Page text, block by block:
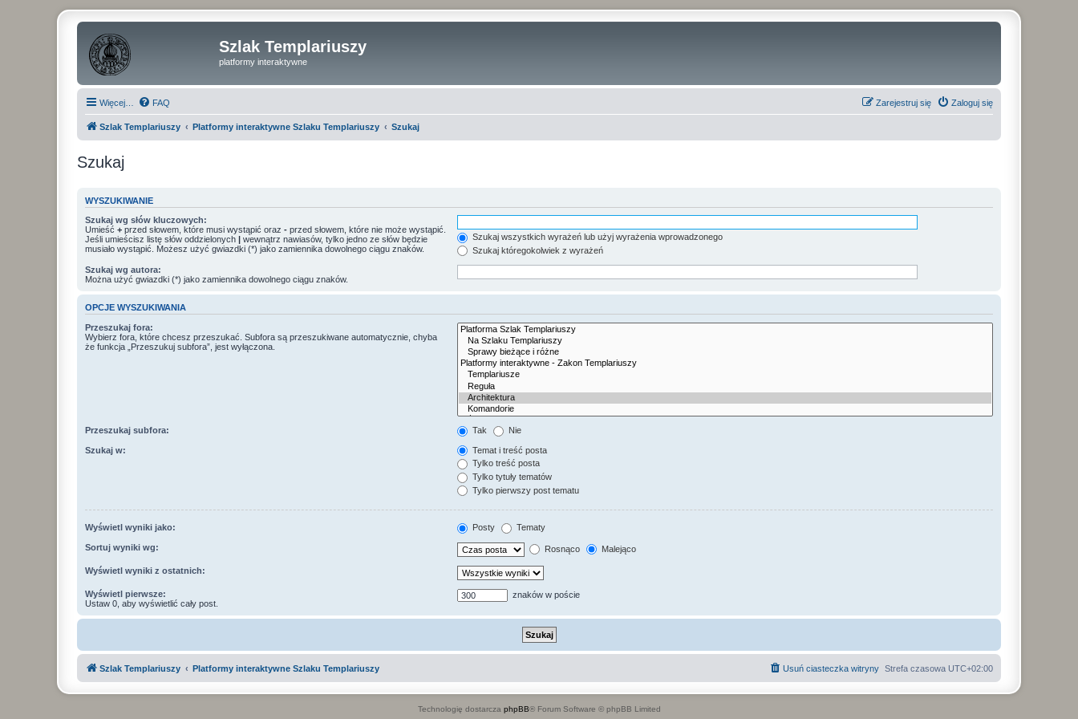
Szlak Templariuszy
platformy interaktywne
Więcej… FAQ Zaloguj się
Zarejestruj się
Szlak Templariuszy Platformy interaktywne Szlaku Templariuszy Szukaj
Szukaj
WYSZUKIWANIE
Szukaj wg słów kluczowych:
Umieść + przed słowem, które musi wystąpić oraz - przed słowem, które nie może wystąpić.
Jeśli umieścisz listę słów oddzielonych | wewnątrz nawiasów, tylko jedno ze słów będzie
musiało wystąpić. Możesz użyć gwiazdki (*) jako zamiennika dowolnego ciągu znaków.
Szukaj wszystkich wyrażeń lub użyj wyrażenia wprowadzonego
Szukaj któregokolwiek z wyrażeń
Szukaj wg autora:
Można użyć gwiazdki (*) jako zamiennika dowolnego ciągu znaków.
OPCJE WYSZUKIWANIA
Przeszukaj fora:
Wybierz fora, które chcesz przeszukać. Subfora są przeszukiwane automatycznie, chyba
że funkcja „Przeszukuj subfora”, jest wyłączona.
Przeszukaj subfora: Tak Nie
Szukaj w:
Temat i treść posta
Tylko treść posta
Tylko tytuły tematów
Tylko pierwszy post tematu
Wyświetl wyniki jako: Posty Tematy
Sortuj wyniki wg: Rosnąco Malejąco
Wyświetl wyniki z ostatnich:
Wyświetl pierwsze:
Ustaw 0, aby wyświetlić cały post.
znaków w poście
Szlak Templariuszy Platformy interaktywne Szlaku Templariuszy Strefa czasowa UTC+02:00
Usuń ciasteczka witryny
Technologię dostarcza phpBB® Forum Software © phpBB Limited